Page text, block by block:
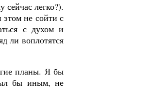
легко?).
этом не сойти с
с духом и
ли воплотятся
планы. Я бы
бы иным, не